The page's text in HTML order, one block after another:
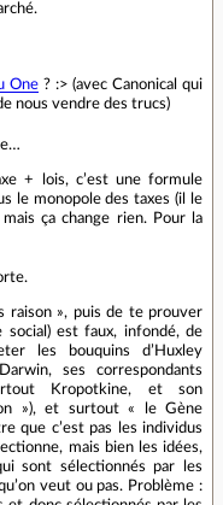
One ? :> (avec Canonical qui
nous vendre des trucs)
+ lois, c’est une formule
le monopole des taxes (il le
ça change rien. Pour la
raison », puis de te prouver
social) est faux, infondé, de
les bouquins d’Huxley
ses correspondants
Kropotkine, et son
»), et surtout « le Gène
que c’est pas les individus
mais bien les idées,
sont sélectionnés par les
veut ou pas. Problème :